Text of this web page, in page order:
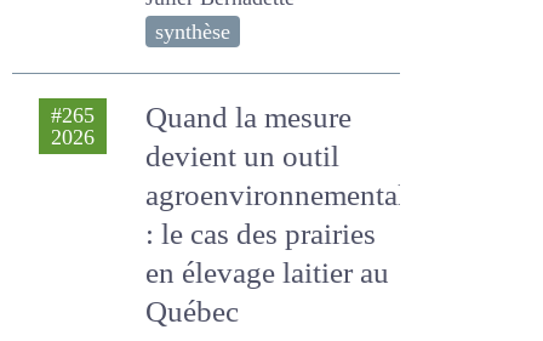
El Ghazzal Zineb, LOUARN
GAËTAN, Julier Bernadette
synthèse
Quand la mesure
devient un outil
agroenvironnemental
: le cas des prairies en
élevage laitier au